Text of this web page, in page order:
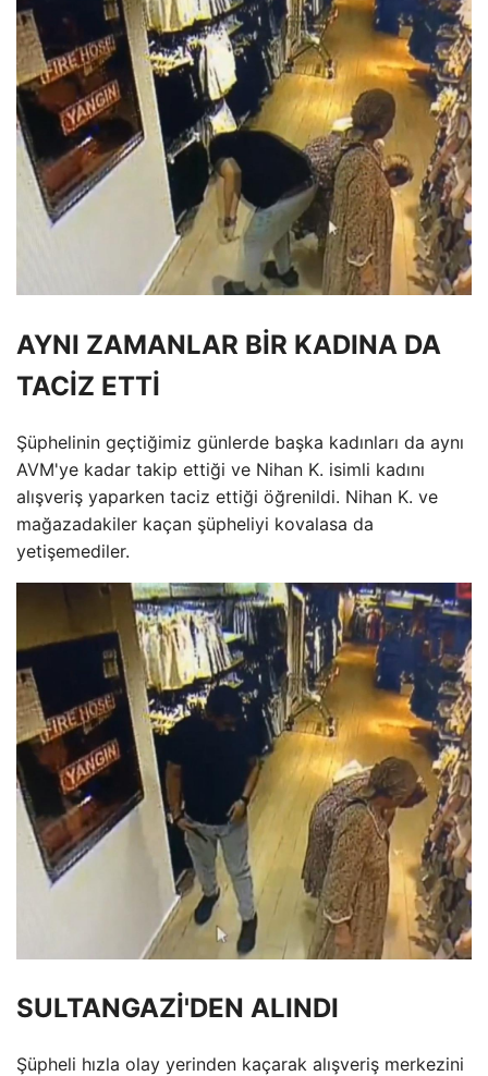
AYNI ZAMANLAR BİR KADINA DA
TACİZ ETTİ
Şüphelinin geçtiğimiz günlerde başka kadınları da aynı
AVM'ye kadar takip ettiği ve Nihan K. isimli kadını
alışveriş yaparken taciz ettiği öğrenildi. Nihan K. ve
mağazadakiler kaçan şüpheliyi kovalasa da
yetişemediler.
SULTANGAZİ'DEN ALINDI
Şüpheli hızla olay yerinden kaçarak alışveriş merkezini